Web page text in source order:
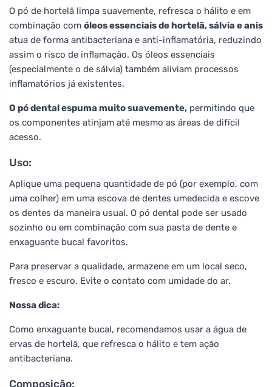
O pó de hortelã limpa suavemente, refresca o hálito e em
combinação com óleos essenciais de hortelã, sálvia e anis
atua de forma antibacteriana e anti-inflamatória, reduzindo
assim o risco de inflamação. Os óleos essenciais
(especialmente o de sálvia) também aliviam processos
inflamatórios já existentes.
O pó dental espuma muito suavemente, permitindo que
os componentes atinjam até mesmo as áreas de difícil
acesso.
Uso:
Aplique uma pequena quantidade de pó (por exemplo, com
uma colher) em uma escova de dentes umedecida e escove
os dentes da maneira usual. O pó dental pode ser usado
sozinho ou em combinação com sua pasta de dente e
enxaguante bucal favoritos.
Para preservar a qualidade, armazene em um local seco,
fresco e escuro. Evite o contato com umidade do ar.
Nossa dica:
Como enxaguante bucal, recomendamos usar a água de
ervas de hortelã, que refresca o hálito e tem ação
antibacteriana.
Composição: